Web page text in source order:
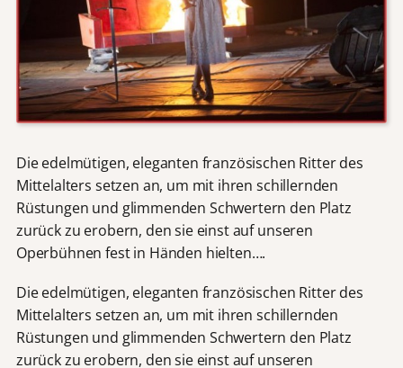
Die edelmütigen, eleganten französischen Ritter des
Mittelalters setzen an, um mit ihren schillernden
Rüstungen und glimmenden Schwertern den Platz
zurück zu erobern, den sie einst auf unseren
Operbühnen fest in Händen hielten….
Die edelmütigen, eleganten französischen Ritter des
Mittelalters setzen an, um mit ihren schillernden
Rüstungen und glimmenden Schwertern den Platz
zurück zu erobern, den sie einst auf unseren